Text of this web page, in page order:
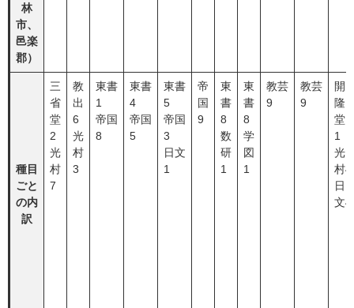
林
市、
邑楽
郡）
種目
ごと
の内
訳
三
省
堂
2
光
村
7
教
出
6
光
村
3
東書
1
帝国
8
東書
4
帝国
5
東書
5
帝国
3
日文
1
帝
国
9
東
書
8
数
研
1
東
書
8
学
図
1
教芸
9
教芸
9
開
隆
堂
1
光
村4
日
文4